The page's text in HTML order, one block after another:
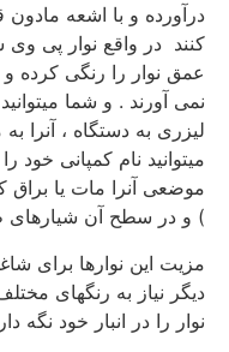
درآورده و با اشعه
کنند در واقع نوار پی وی
عمق نوار را رنگی کرده و
نمی آورند . و شما
لیزری به دستگاه ، آنرا
میتوانید نام کمپانی
موضعی آنرا مات یا براق
) و در سطح آن شیارهای
مزیت این نوارها برای
دیگر نیاز به رنگهای
نوار را در انبار خود نگه